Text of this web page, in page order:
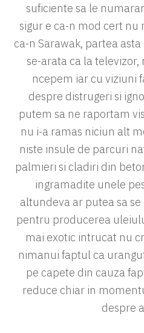
suficiente sa le
sigur e ca-n mod cert
ca-n Sarawak, partea
se-arata ca la televizor,
ncepem iar cu viziuni
despre distrugeri si
putem sa ne raportam
nu i-a ramas niciun alt
niste insule de parcuri
palmieri si cladiri din
ingramadite unele
altundeva ar putea sa
pentru producerea
mai exotic intrucat nu
nimanui faptul ca
pe capete din cauza
reduce chiar in
despre